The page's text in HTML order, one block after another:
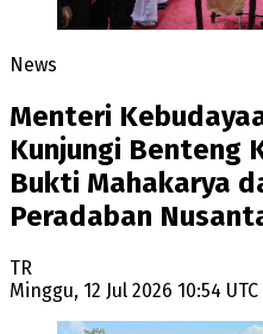
News
Menteri
Kunjungi Benteng
Bukti Mahakarya
Peradaban
TR
Minggu, 12 Jul 2026 10:54 UTC